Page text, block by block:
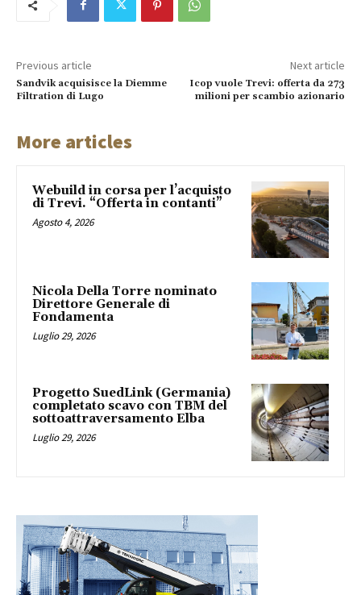
Previous article
Sandvik acquisisce la Diemme
Filtration di Lugo
Next article
Icop vuole Trevi: offerta da 273
milioni per scambio azionario
More articles
Webuild in corsa per l’acquisto
di Trevi. “Offerta in contanti”
Agosto 4, 2026
Nicola Della Torre nominato
Direttore Generale di
Fondamenta
Luglio 29, 2026
Progetto SuedLink (Germania)
completato scavo con TBM del
sottoattraversamento Elba
Luglio 29, 2026